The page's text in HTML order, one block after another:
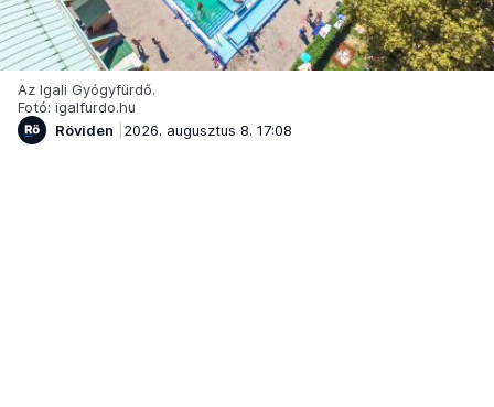
Az Igali Gyógyfürdő.
Fotó: igalfurdo.hu
Röviden
2026. augusztus 8. 17:08